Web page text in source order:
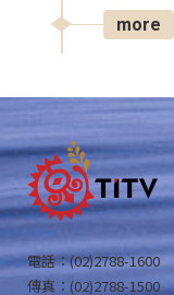
more
電話：(02)2788-1600
傳真：(02)2788-1500